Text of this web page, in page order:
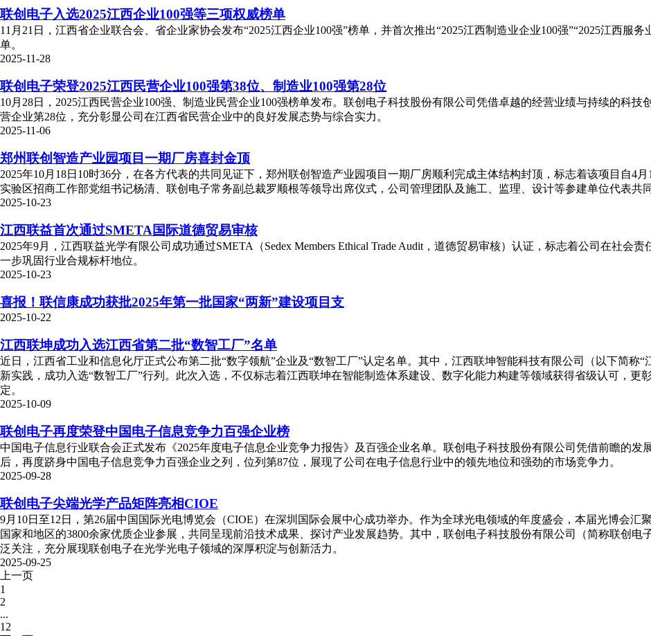
联创电子入选2025江西企业100强等三项权威榜单
11月21日，江西省企业联合会、省企业家协会发布“2025江西企业100强”榜单，并首次推出“2025江西制造业企业100强”“2025江西服
单。
2025-11-28
联创电子荣登2025江西民营企业100强第38位、制造业100强第28位
10月28日，2025江西民营企业100强、制造业民营企业100强榜单发布。联创电子科技股份有限公司凭借卓越的经营业绩与持续的科
营企业第28位，充分彰显公司在江西省民营企业中的良好发展态势与综合实力。
2025-11-06
郑州联创智造产业园项目一期厂房喜封金顶
2025年10月18日10时36分，在各方代表的共同见证下，郑州联创智造产业园项目一期厂房顺利完成主体结构封顶，标志着该项目自4
实验区招商工作部党组书记杨清、联创电子常务副总裁罗顺根等领导出席仪式，公司管理团队及施工、监理、设计等参建单位代表共
2025-10-23
江西联益首次通过SMETA国际道德贸易审核
2025年9月，江西联益光学有限公司成功通过SMETA（Sedex Members Ethical Trade Audit，道德贸易审核）认证，标志着公司在社会
一步巩固行业合规标杆地位。
2025-10-23
喜报！联信康成功获批2025年第一批国家“两新”建设项目支
2025-10-22
江西联坤成功入选江西省第二批“数智工厂”名单
近日，江西省工业和信息化厅正式公布第二批“数字领航”企业及“数智工厂”认定名单。其中，江西联坤智能科技有限公司（以下简称
新实践，成功入选“数智工厂”行列。此次入选，不仅标志着江西联坤在智能制造体系建设、数字化能力构建等领域获得省级认可，更
定。
2025-10-09
联创电子再度荣登中国电子信息竞争力百强企业榜
中国电子信息行业联合会正式发布《2025年度电子信息企业竞争力报告》及百强企业名单。联创电子科技股份有限公司凭借前瞻的发
后，再度跻身中国电子信息竞争力百强企业之列，位列第87位，展现了公司在电子信息行业中的领先地位和强劲的市场竞争力。
2025-09-28
联创电子尖端光学产品矩阵亮相CIOE
9月10日至12日，第26届中国国际光电博览会（CIOE）在深圳国际会展中心成功举办。作为全球光电领域的年度盛会，本届光博会汇
国家和地区的3800余家优质企业参展，共同呈现前沿技术成果、探讨产业发展趋势。其中，联创电子科技股份有限公司（简称联创
泛关注，充分展现联创电子在光学光电子领域的深厚积淀与创新活力。
2025-09-25
上一页
1
2
...
12